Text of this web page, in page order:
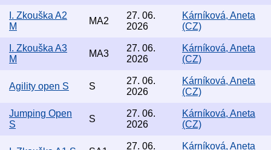
I. Zkouška A2
M
MA2
27. 06.
2026
Kárníková, Aneta
(CZ)
I. Zkouška A3
M
MA3
27. 06.
2026
Kárníková, Aneta
(CZ)
Agility open S S
27. 06.
2026
Kárníková, Aneta
(CZ)
Jumping Open
S
S
27. 06.
2026
Kárníková, Aneta
(CZ)
27. 06. Kárníková, Aneta